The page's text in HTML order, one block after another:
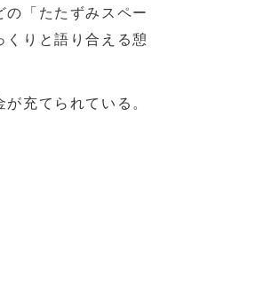
「たたずみスペー
りと語り合える憩
充てられている。